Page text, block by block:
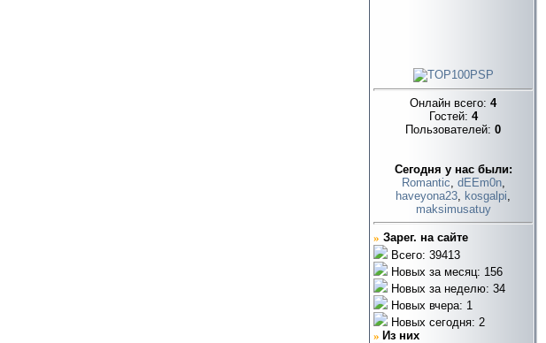
Онлайн всего: 4
Гостей: 4
Пользователей: 0
Cегодня у нас были:
Romantic, dEEm0n,
haveyona23, kosgalpi,
maksimusatuy
» Зарег. на сайте
Всего: 39413
Новых за месяц: 156
Новых за неделю: 34
Новых вчера: 1
Новых сегодня: 2
» Из них